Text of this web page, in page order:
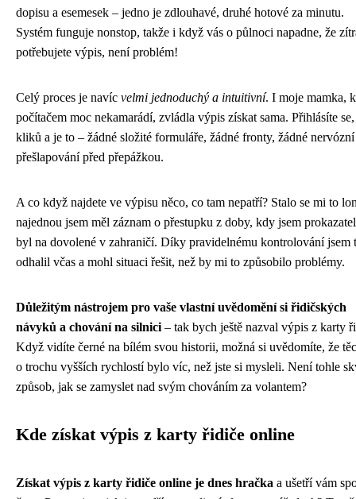
dopisu a esemesek – jedno je zdlouhavé, druhé hotové za minutu.
Systém funguje nonstop, takže i když vás o půlnoci napadne, že
potřebujete výpis, není problém!
Celý proces je navíc velmi jednoduchý a intuitivní. I moje mamka,
počítačem moc nekamarádí, zvládla výpis získat sama. Přihlásíte
kliků a je to – žádné složité formuláře, žádné fronty, žádné nervózní
přešlapování před přepážkou.
A co když najdete ve výpisu něco, co tam nepatří? Stalo se mi to
najednou jsem měl záznam o přestupku z doby, kdy jsem
byl na dovolené v zahraničí. Díky pravidelnému kontrolování jsem
odhalil včas a mohl situaci řešit, než by mi to způsobilo problémy.
Důležitým nástrojem pro vaše vlastní uvědomění si řidičských
návyků a chování na silnici – tak bych ještě nazval výpis z karty
Když vidíte černé na bílém svou historii, možná si uvědomíte, že
o trochu vyšších rychlostí bylo víc, než jste si mysleli. Není tohle
způsob, jak se zamyslet nad svým chováním za volantem?
Kde získat výpis z karty řidiče online
Získat výpis z karty řidiče online je dnes hračka a ušetří vám